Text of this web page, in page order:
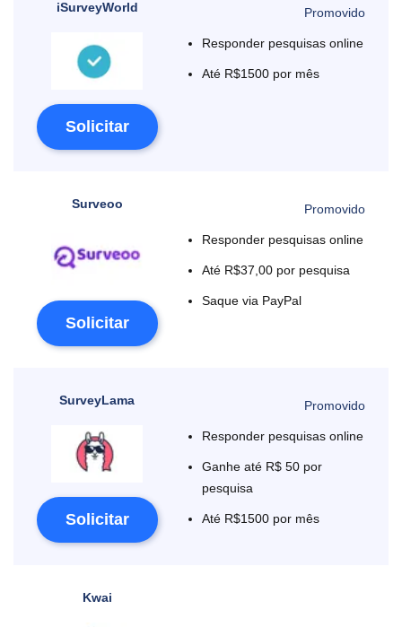
iSurveyWorld
Solicitar
Responder pesquisas online
Até R$1500 por mês
Surveoo
Solicitar
Responder pesquisas online
Até R$37,00 por pesquisa
Saque via PayPal
SurveyLama
Solicitar
Responder pesquisas online
Ganhe até R$ 50 por
pesquisa
Até R$1500 por mês
Kwai